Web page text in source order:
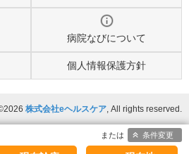
病院なびについて
個人情報保護方針
株式会社eヘルスケア, All rights reserved.
条件変更